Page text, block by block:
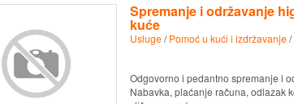
Spremanje i održavanje
kuće
Usluge/Pomoć u kući i izdržavanje/
Odgovorno i pedantno spremanje i
Nabavka, plaćanje računa, odlazak